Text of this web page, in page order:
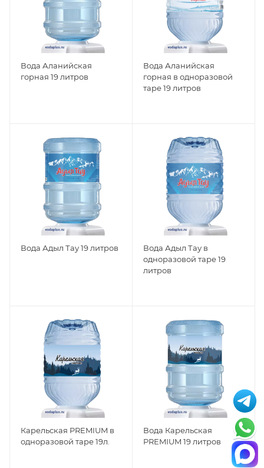
Вода Аланийская
горная 19 литров
Вода Аланийская
горная в одноразовой
таре 19 литров
Вода Адыл Тау 19 литров
Вода Адыл Тау в
одноразовой таре 19
литров
Карельская PREMIUM в
одноразовой таре 19л.
Вода Карельская
PREMIUM 19 литров